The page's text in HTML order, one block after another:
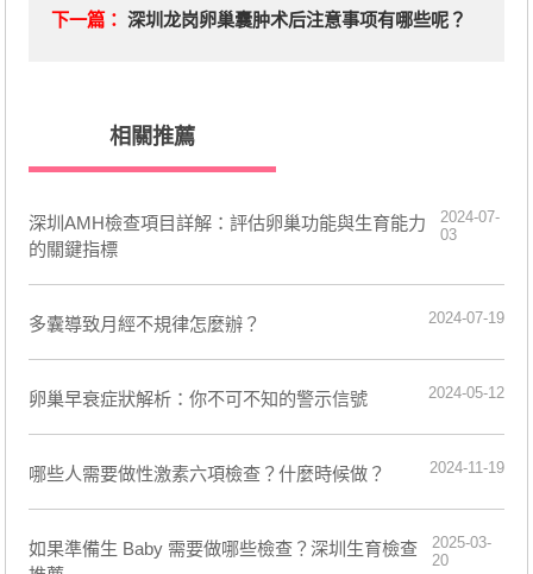
下一篇： 深圳龙岗卵巢囊肿术后注意事项有哪些呢？
相關推薦
深圳AMH檢查項目詳解：評估卵巢功能與生育能力
的關鍵指標
2024-07-
03
​多囊導致月經不規律怎麼辦？ 2024-07-19
卵巢早衰症狀解析：你不可不知的警示信號 2024-05-12
​哪些人需要做性激素六項檢查？什麼時候做？ 2024-11-19
如果準備生 Baby 需要做哪些檢查？深圳生育檢查
2025-03-
20